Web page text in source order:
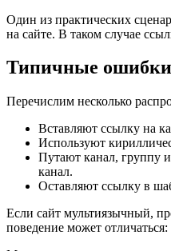
Один из практических
на сайте. В таком случае
Типичные
Перечислим несколько
Вставляют ссылку на
Используют
Путают канал, группу
канал.
Оставляют ссылку в
Если сайт мультиязычный,
поведение может